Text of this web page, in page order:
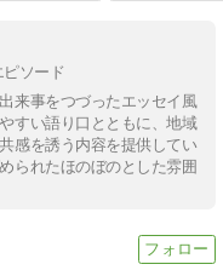
ソード
来事をつづったエッセイ風
すい語り口とともに、地域
感を誘う内容を提供してい
られたほのぼのとした雰囲